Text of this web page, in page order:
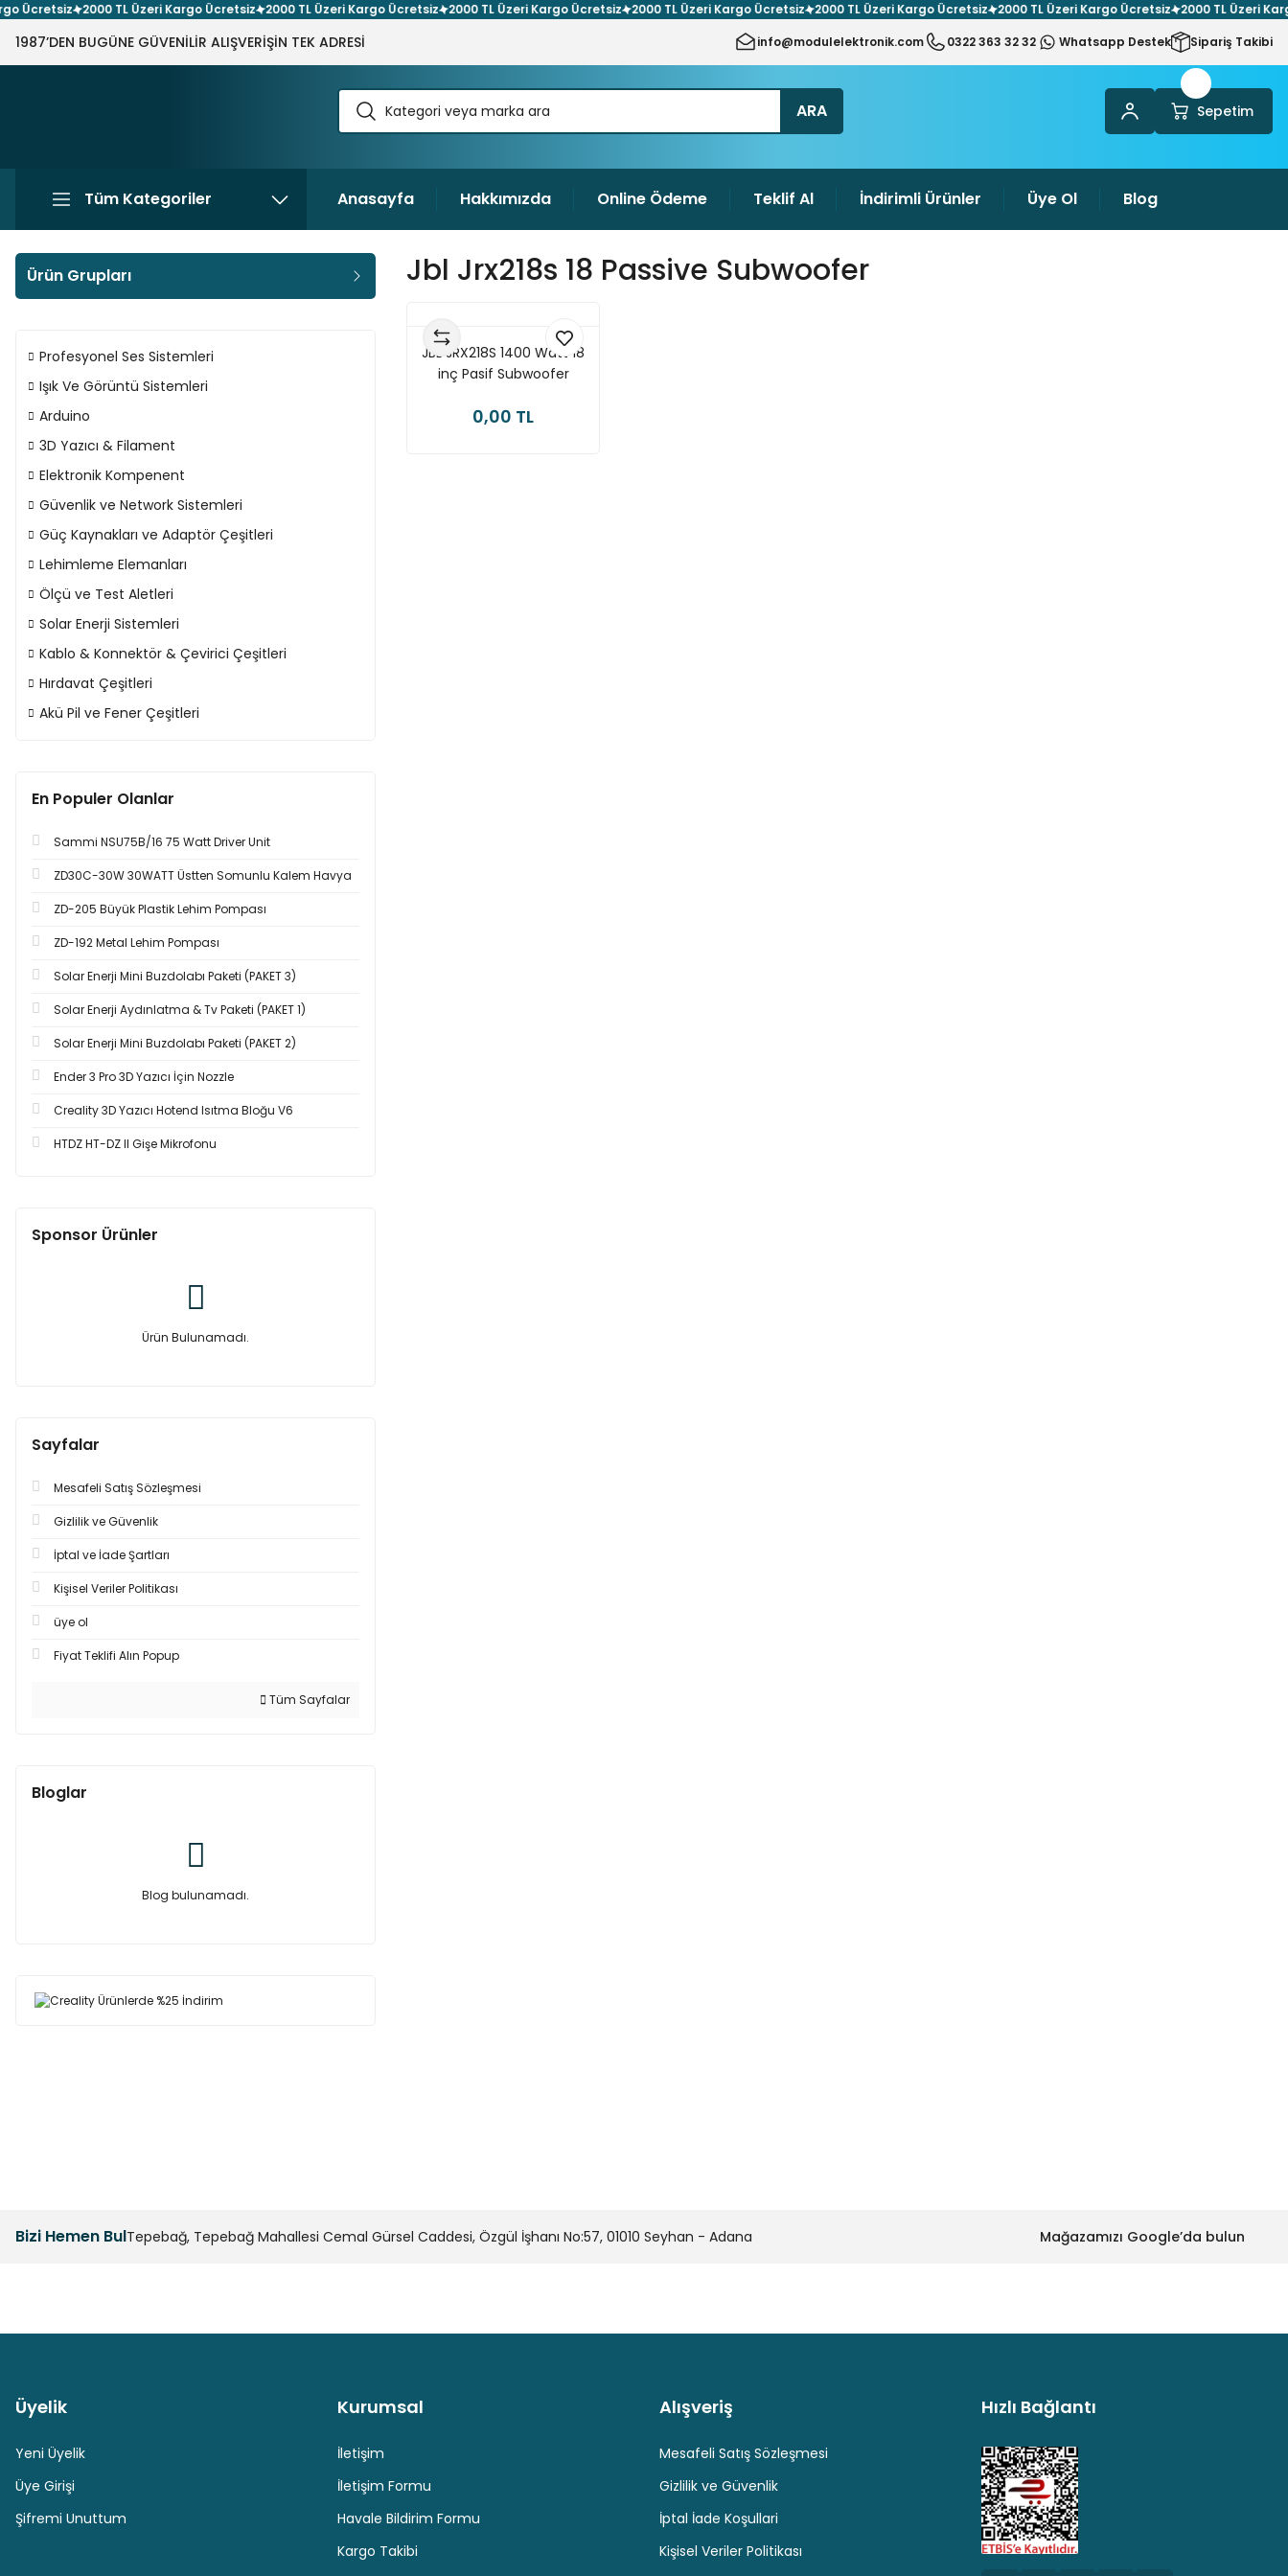
2000 TL Üzeri Kargo Ücretsiz 2000 TL Üzeri Kargo Ücretsiz 2000 TL Üzeri Kargo Ücretsiz 2000 TL Üzeri Kargo Ücretsiz 2000 TL Üzeri Kargo Ücretsiz 2000 TL Üzeri Kargo Ücretsiz 2000 TL Üzeri Kargo
1987’DEN BUGÜNE GÜVENİLİR ALIŞVERİŞİN TEK ADRESİ info@modulelektronik.com 0322 363 32 32 Whatsapp Destek Sipariş Takibi
ARA Sepetim
Tüm Kategoriler Anasayfa Hakkımızda Online Ödeme Teklif Al İndirimli Ürünler Üye Ol Blog
Ürün Grupları
Profesyonel Ses Sistemleri
Işık Ve Görüntü Sistemleri
Arduino
3D Yazıcı & Filament
Elektronik Kompenent
Güvenlik ve Network Sistemleri
Güç Kaynakları ve Adaptör Çeşitleri
Lehimleme Elemanları
Ölçü ve Test Aletleri
Solar Enerji Sistemleri
Kablo & Konnektör & Çevirici Çeşitleri
Hırdavat Çeşitleri
Akü Pil ve Fener Çeşitleri
En Populer Olanlar
Sammi NSU75B/16 75 Watt Driver Unit
ZD30C-30W 30WATT Üstten Somunlu Kalem Havya
ZD-205 Büyük Plastik Lehim Pompası
ZD-192 Metal Lehim Pompası
Solar Enerji Mini Buzdolabı Paketi (PAKET 3)
Solar Enerji Aydınlatma & Tv Paketi (PAKET 1)
Solar Enerji Mini Buzdolabı Paketi (PAKET 2)
Ender 3 Pro 3D Yazıcı İçin Nozzle
Creality 3D Yazıcı Hotend Isıtma Bloğu V6
HTDZ HT-DZ II Gişe Mikrofonu
Sponsor Ürünler
Ürün Bulunamadı.
Sayfalar
Mesafeli Satış Sözleşmesi
Gizlilik ve Güvenlik
İptal ve İade Şartları
Kişisel Veriler Politikası
üye ol
Fiyat Teklifi Alın Popup
Tüm Sayfalar
Bloglar
Blog bulunamadı.
Jbl Jrx218s 18 Passive Subwoofer
JBL JRX218S 1400 Watt 18
inç Pasif Subwoofer
0,00 TL
Bizi Hemen BulTepebağ, Tepebağ Mahallesi Cemal Gürsel Caddesi, Özgül İşhanı No:57, 01010 Seyhan - Adana Mağazamızı Google’da bulun
Güvenli Ödeme Hediyeli Ürün Seçenekleri
Üyelik
Yeni Üyelik
Üye Girişi
Şifremi Unuttum
Kurumsal
İletişim
İletişim Formu
Havale Bildirim Formu
Kargo Takibi
Alışveriş
Mesafeli Satış Sözleşmesi
Gizlilik ve Güvenlik
İptal İade Koşullari
Kişisel Veriler Politikası
Hızlı Bağlantı